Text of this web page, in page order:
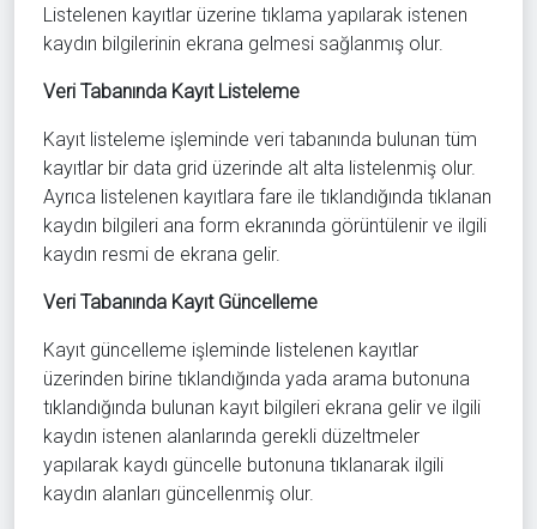
Listelenen kayıtlar üzerine tıklama yapılarak istenen
kaydın bilgilerinin ekrana gelmesi sağlanmış olur.
Veri Tabanında Kayıt Listeleme
Kayıt listeleme işleminde veri tabanında bulunan tüm
kayıtlar bir data grid üzerinde alt alta listelenmiş olur.
Ayrıca listelenen kayıtlara fare ile tıklandığında tıklanan
kaydın bilgileri ana form ekranında görüntülenir ve ilgili
kaydın resmi de ekrana gelir.
Veri Tabanında Kayıt Güncelleme
Kayıt güncelleme işleminde listelenen kayıtlar
üzerinden birine tıklandığında yada arama butonuna
tıklandığında bulunan kayıt bilgileri ekrana gelir ve ilgili
kaydın istenen alanlarında gerekli düzeltmeler
yapılarak kaydı güncelle butonuna tıklanarak ilgili
kaydın alanları güncellenmiş olur.